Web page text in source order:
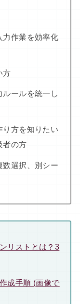
力作業を効率化
方
ールを統一し
り方を知りたい
者の方
数選択、別シー
リストとは？3
成手順 (画像で